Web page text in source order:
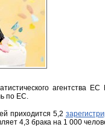
агентства ЕС
по ЕС.
приходится 5,2
4,3 брака на 1 000